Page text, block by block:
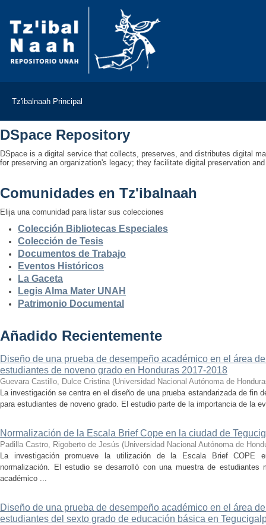
Tz'ibalnaah Principal
DSpace Repository
DSpace is a digital service that collects, preserves, and distributes digital
for preserving an organization's legacy; they facilitate digital preservation
Comunidades en Tz'ibalnaah
Elija una comunidad para listar sus colecciones
Colección Bibliotecas Especiales
Colección de Tesis
Documentos de Trabajo
Eventos Históricos
La Gaceta
Legis Alma Mater UNAH
Patrimonio Documental
Añadido Recientemente
Diseño de una prueba de desempeño académico en el área
estudiantes de noveno grado en Honduras 2017-2018
Guevara Castillo, Dulce Cristina (Universidad Nacional Autónoma de
La investigación se centra en el diseño de una prueba estandarizada de fin
para estudiantes de noveno grado. El estudio parte de la importancia de la
Normalización de la Escala Brief Cope en la ciudad de
Padilla Castro, Rigoberto de Jesús (Universidad Nacional Autónoma de
La investigación promueve la utilización de la Escala Brief COPE
normalización. El estudio se desarrolló con una muestra de estudiantes
académico ...
Diseño de una prueba de desempeño académico en el área
estudiantes del sexto grado de educación básica en